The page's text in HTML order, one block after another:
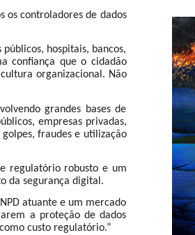
os controladores de dados
hospitais, bancos,
confiança que o cidadão
organizacional. Não
grandes bases de
empresas privadas,
fraudes e utilização
regulatório robusto e um
da segurança digital.
atuante e um mercado
a proteção de dados
custo regulatório.”